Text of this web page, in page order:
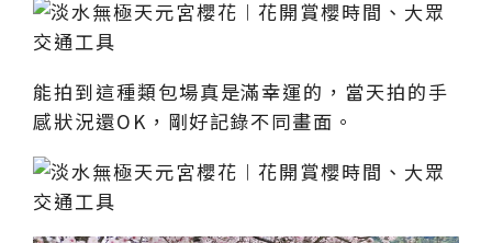
能拍到這種類包場真是滿幸運的，當天拍的手
感狀況還OK，剛好記錄不同畫面。